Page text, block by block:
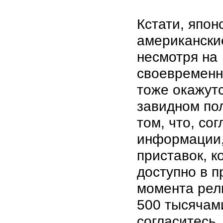
Кстати,
несмотря на
тоже
завидном
том, что,
приставок,
доступно в
момента
500